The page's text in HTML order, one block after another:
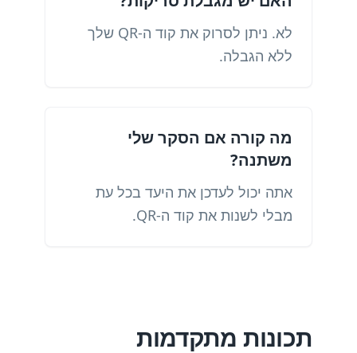
לא. ניתן לסרוק את קוד ה-QR שלך
ללא הגבלה.
מה קורה אם הסקר שלי
משתנה?
אתה יכול לעדכן את היעד בכל עת
מבלי לשנות את קוד ה-QR.
תכונות מתקדמות